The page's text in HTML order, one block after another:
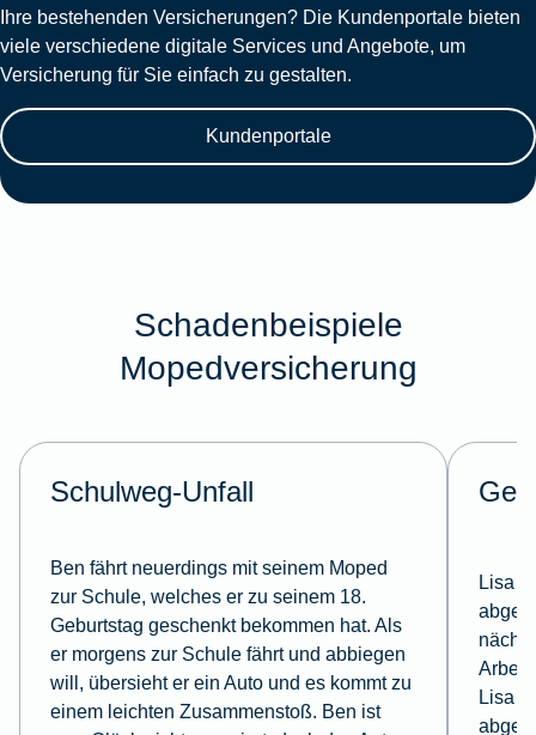
Ihre bestehenden Versicherungen? Die Kundenportale bieten
viele verschiedene digitale Services und Angebote, um
Versicherung für Sie einfach zu gestalten.
Kundenportale
Schadenbeispiele
Mopedversicherung
Schulweg-Unfall
Ben fährt neuerdings mit seinem Moped
zur Schule, welches er zu seinem 18.
Geburtstag geschenkt bekommen hat. Als
er morgens zur Schule fährt und abbiegen
will, übersieht er ein Auto und es kommt zu
einem leichten Zusammenstoß. Ben ist
Lisa
Arbeit
Lisa